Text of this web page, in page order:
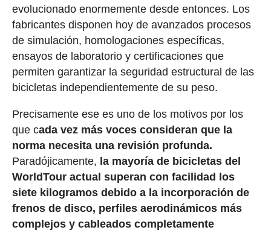
evolucionado enormemente desde entonces. Los
fabricantes disponen hoy de avanzados procesos
de simulación, homologaciones específicas,
ensayos de laboratorio y certificaciones que
permiten garantizar la seguridad estructural de las
bicicletas independientemente de su peso.
Precisamente ese es uno de los motivos por los
que cada vez más voces consideran que la
norma necesita una revisión profunda.
Paradójicamente, la mayoría de bicicletas del
WorldTour actual superan con facilidad los
siete kilogramos debido a la incorporación de
frenos de disco, perfiles aerodinámicos más
complejos y cableados completamente